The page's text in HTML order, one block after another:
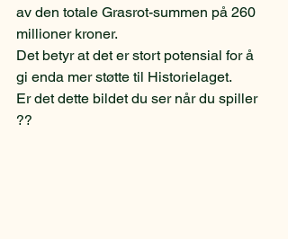
av den totale Grasrot-summen på 260
millioner kroner.
Det betyr at det er stort potensial for å
gi enda mer støtte til Historielaget.
Er det dette bildet du ser når du spiller
??